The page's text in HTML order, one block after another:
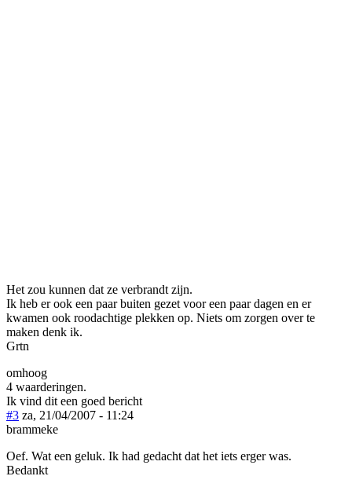
Het zou kunnen dat ze verbrandt zijn.
Ik heb er ook een paar buiten gezet voor een paar dagen en er
kwamen ook roodachtige plekken op. Niets om zorgen over te
maken denk ik.
Grtn
omhoog
4 waarderingen.
Ik vind dit een goed bericht
#3 za, 21/04/2007 - 11:24
brammeke
Oef. Wat een geluk. Ik had gedacht dat het iets erger was.
Bedankt